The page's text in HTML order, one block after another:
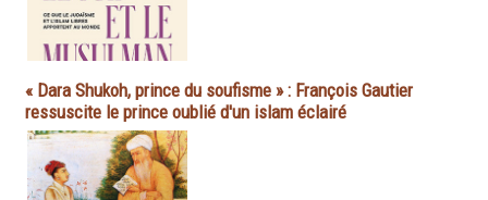
« Dara Shukoh, prince du soufisme » : François Gautier
ressuscite le prince oublié d'un islam éclairé